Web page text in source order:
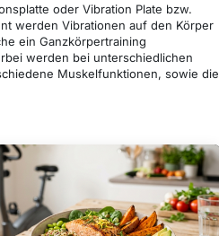
oder Vibration Plate bzw.
werden Vibrationen auf den Körper
ein Ganzkörpertraining
werden bei unterschiedlichen
Muskelfunktionen, sowie die